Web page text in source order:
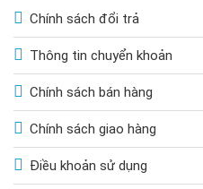
Đèn năng lượng mặt trời công
có cấu tạo bao gồm các thành
Tấm pin năng lượng mặt trời
Tấm pin solar panel là thành
động. Vào ban ngày khi trời có
chuyển hóa nguồn năng lượng
Pin cell
Chính sách đổi trả
Thông tin chuyển khoản
Chính sách bán hàng
Chính sách giao hàng
Điều khoản sử dụng